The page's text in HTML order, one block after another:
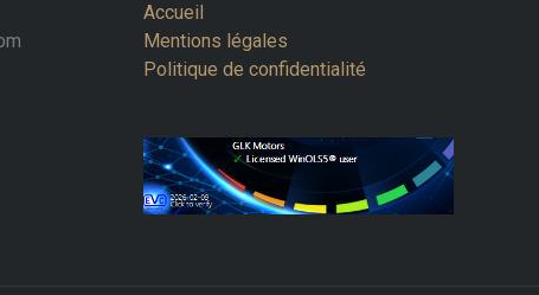
Accueil
Mentions légales
Politique de confidentialité